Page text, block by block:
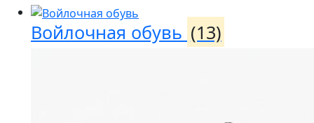
Войлочная обувь (13)